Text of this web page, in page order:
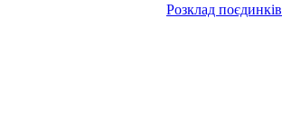
Розклад поєдинків